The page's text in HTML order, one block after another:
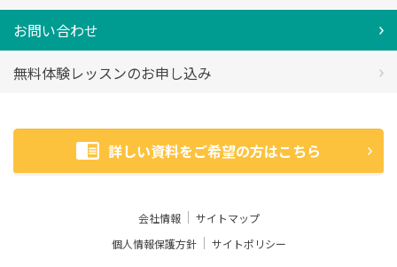
お問い合わせ
無料体験レッスンのお申し込み
詳しい資料をご希望の方はこちら
会社情報
サイトマップ
個人情報保護方針
サイトポリシー